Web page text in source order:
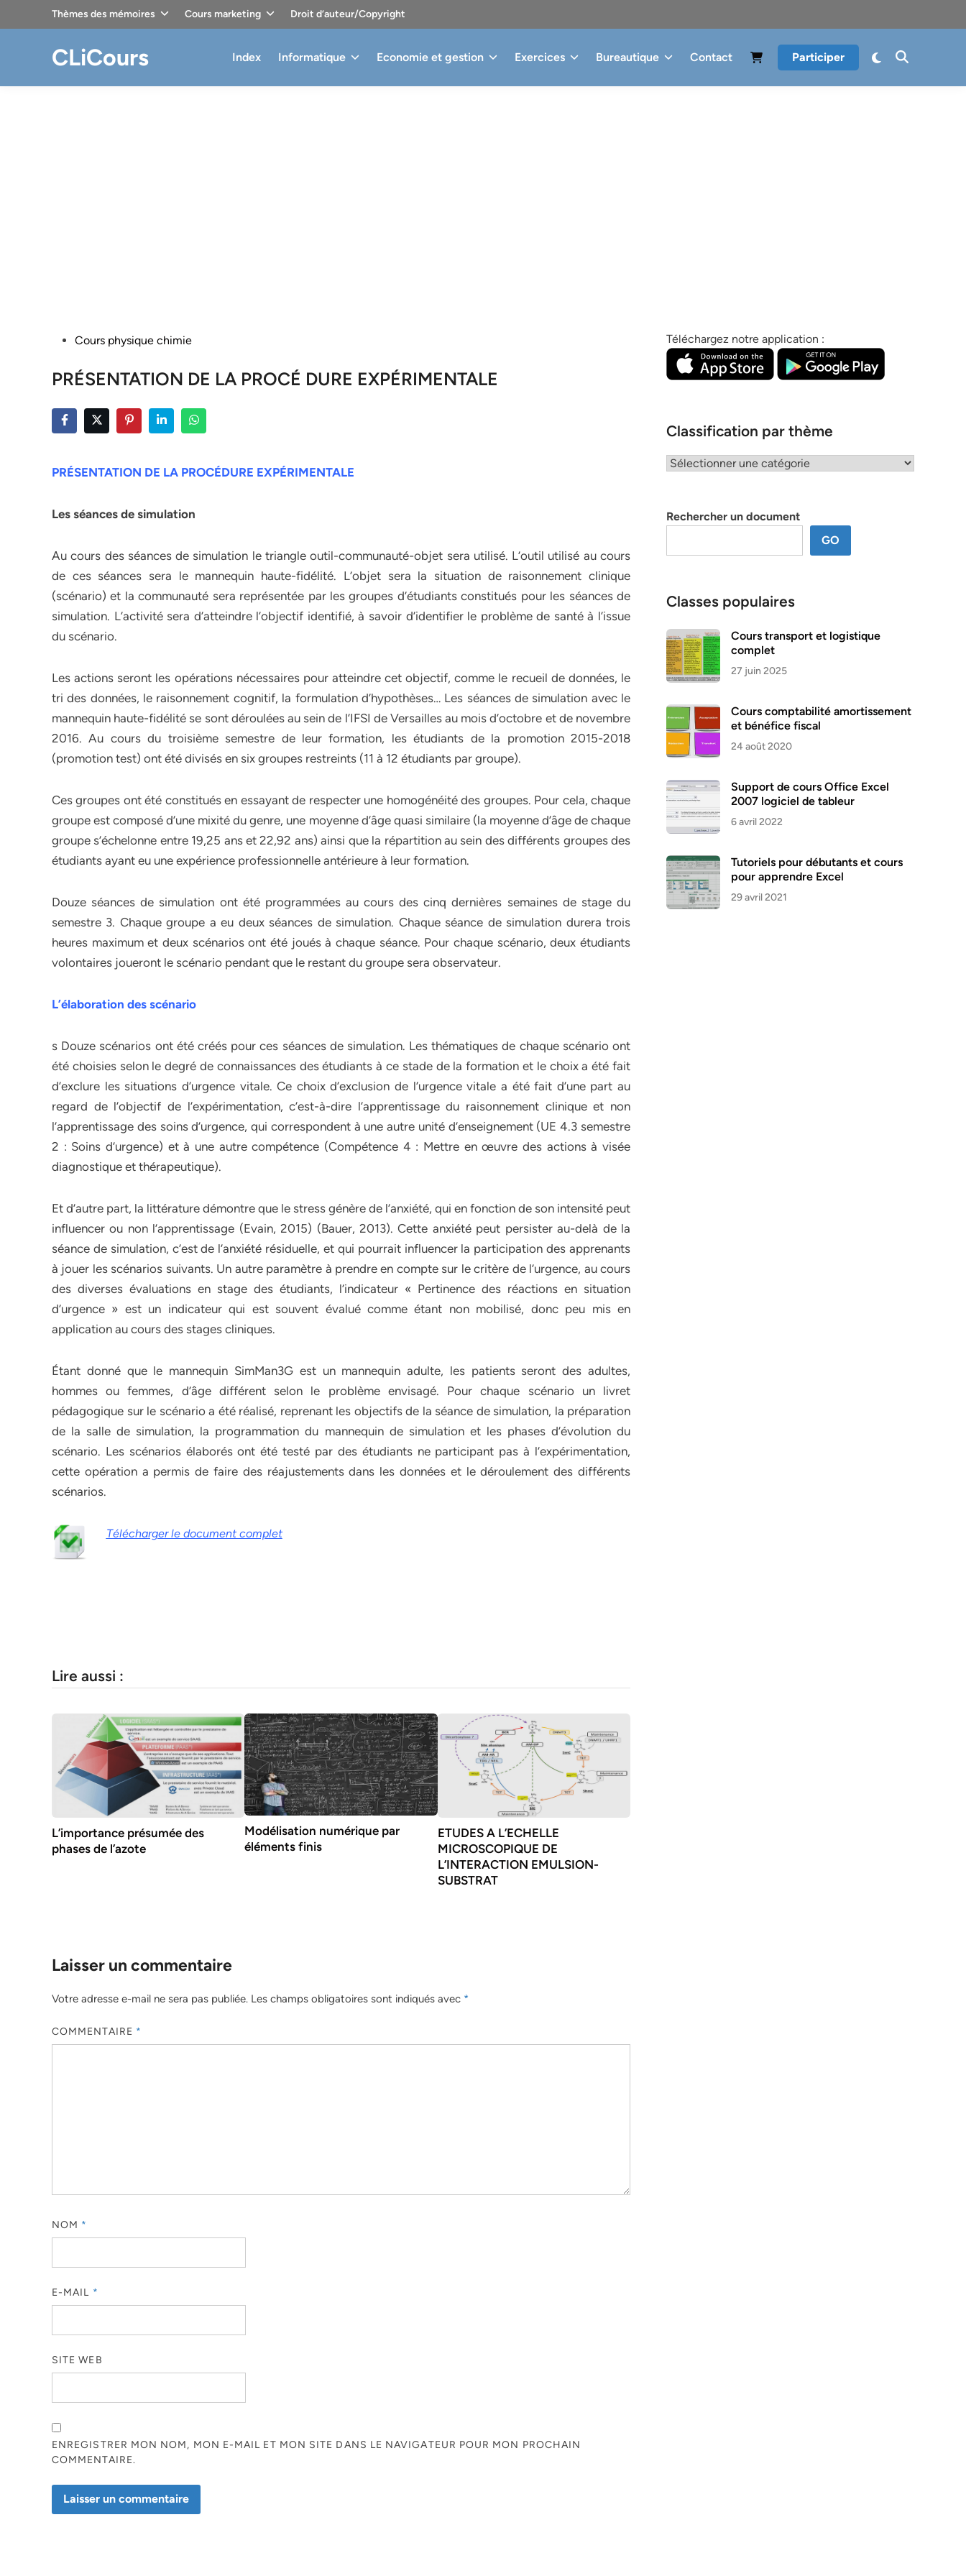
Thèmes des mémoires Cours marketing Droit d’auteur/Copyright
CLiCours Index Informatique Economie et gestion Exercices Bureautique Contact Participer
PostedCours physique chimie
PRÉSENTATION DE LA PROCÉ DURE EXPÉRIMENTALE
PRÉSENTATION DE LA PROCÉDURE EXPÉRIMENTALE
Les séances de simulation
Au cours des séances de simulation le triangle outil-communauté-objet sera utilisé. L’outil utilisé au cours
de ces séances sera le mannequin haute-fidélité. L’objet sera la situation de raisonnement clinique
(scénario) et la communauté sera représentée par les groupes d’étudiants constitués pour les séances de
simulation. L’activité sera d’atteindre l’objectif identifié, à savoir d’identifier le problème de santé à l’issue
du scénario.
Les actions seront les opérations nécessaires pour atteindre cet objectif, comme le recueil de données, le
tri des données, le raisonnement cognitif, la formulation d’hypothèses… Les séances de simulation avec le
mannequin haute-fidélité se sont déroulées au sein de l’IFSI de Versailles au mois d’octobre et de novembre
2016. Au cours du troisième semestre de leur formation, les étudiants de la promotion 2015-2018
(promotion test) ont été divisés en six groupes restreints (11 à 12 étudiants par groupe).
Ces groupes ont été constitués en essayant de respecter une homogénéité des groupes. Pour cela, chaque
groupe est composé d’une mixité du genre, une moyenne d’âge quasi similaire (la moyenne d’âge de chaque
groupe s’échelonne entre 19,25 ans et 22,92 ans) ainsi que la répartition au sein des différents groupes des
étudiants ayant eu une expérience professionnelle antérieure à leur formation.
Douze séances de simulation ont été programmées au cours des cinq dernières semaines de stage du
semestre 3. Chaque groupe a eu deux séances de simulation. Chaque séance de simulation durera trois
heures maximum et deux scénarios ont été joués à chaque séance. Pour chaque scénario, deux étudiants
volontaires joueront le scénario pendant que le restant du groupe sera observateur.
L’élaboration des scénario
s Douze scénarios ont été créés pour ces séances de simulation. Les thématiques de chaque scénario ont
été choisies selon le degré de connaissances des étudiants à ce stade de la formation et le choix a été fait
d’exclure les situations d’urgence vitale. Ce choix d’exclusion de l’urgence vitale a été fait d’une part au
regard de l’objectif de l’expérimentation, c’est-à-dire l’apprentissage du raisonnement clinique et non
l’apprentissage des soins d’urgence, qui correspondent à une autre unité d’enseignement (UE 4.3 semestre
2 : Soins d’urgence) et à une autre compétence (Compétence 4 : Mettre en œuvre des actions à visée
diagnostique et thérapeutique).
Et d’autre part, la littérature démontre que le stress génère de l’anxiété, qui en fonction de son intensité peut
influencer ou non l’apprentissage (Evain, 2015) (Bauer, 2013). Cette anxiété peut persister au-delà de la
séance de simulation, c’est de l’anxiété résiduelle, et qui pourrait influencer la participation des apprenants
à jouer les scénarios suivants. Un autre paramètre à prendre en compte sur le critère de l’urgence, au cours
des diverses évaluations en stage des étudiants, l’indicateur « Pertinence des réactions en situation
d’urgence » est un indicateur qui est souvent évalué comme étant non mobilisé, donc peu mis en
application au cours des stages cliniques.
Étant donné que le mannequin SimMan3G est un mannequin adulte, les patients seront des adultes,
hommes ou femmes, d’âge différent selon le problème envisagé. Pour chaque scénario un livret
pédagogique sur le scénario a été réalisé, reprenant les objectifs de la séance de simulation, la préparation
de la salle de simulation, la programmation du mannequin de simulation et les phases d’évolution du
scénario. Les scénarios élaborés ont été testé par des étudiants ne participant pas à l’expérimentation,
cette opération a permis de faire des réajustements dans les données et le déroulement des différents
scénarios.
Télécharger le document complet
Lire aussi :
L’importance présumée des
phases de l’azote
Modélisation numérique par
éléments finis
ETUDES A L’ECHELLE
MICROSCOPIQUE DE
L’INTERACTION EMULSION-
SUBSTRAT
Laisser un commentaire
Votre adresse e-mail ne sera pas publiée. Les champs obligatoires sont indiqués avec *
COMMENTAIRE *
NOM *
E-MAIL *
SITE WEB
ENREGISTRER MON NOM, MON E-MAIL ET MON SITE DANS LE NAVIGATEUR POUR MON PROCHAIN
COMMENTAIRE.
Téléchargez notre application :
Classification par thème
Classification
Rechercher un document
GO
Classes populaires
Cours transport et logistique
complet
27 juin 2025
Cours comptabilité amortissement
et bénéfice fiscal
24 août 2020
Support de cours Office Excel
2007 logiciel de tableur
6 avril 2022
Tutoriels pour débutants et cours
pour apprendre Excel
29 avril 2021